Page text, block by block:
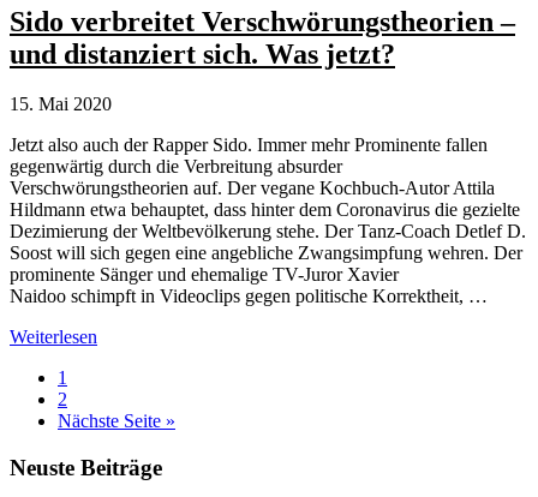
Äusserungen
von
Attila
Sido verbreitet Verschwörungstheorien –
und distanziert sich. Was jetzt?
15. Mai 2020
Jetzt also auch der Rapper Sido. Immer mehr Prominente fallen
gegenwärtig durch die Verbreitung absurder
Verschwörungstheorien auf. Der vegane Kochbuch-Autor Attila
Hildmann etwa behauptet, dass hinter dem Coronavirus die gezielte
Dezimierung der Weltbevölkerung stehe. Der Tanz-Coach Detlef D.
Soost will sich gegen eine angebliche Zwangsimpfung wehren. Der
prominente Sänger und ehemalige TV-Juror Xavier
Naidoo schimpft in Videoclips gegen politische Korrektheit, …
Sido
Verschwörungstheorien
sich.
Weiterlesen
Seite
1
Seite
2
Nächste Seite aufrufen
»
Seitenspalte
Neuste Beiträge